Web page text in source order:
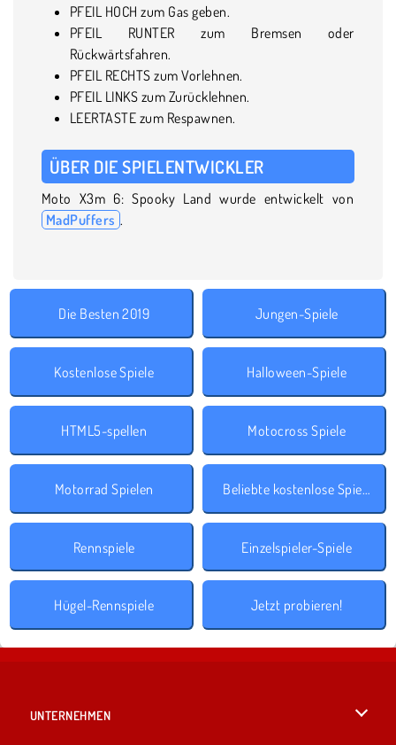
PFEIL HOCH zum Gas geben.
PFEIL RUNTER zum Bremsen oder
Rückwärtsfahren.
PFEIL RECHTS zum Vorlehnen.
PFEIL LINKS zum Zurücklehnen.
LEERTASTE zum Respawnen.
ÜBER DIE SPIELENTWICKLER
Moto X3m 6: Spooky Land wurde entwickelt von
MadPuffers .
Die Besten 2019 Jungen-Spiele
Kostenlose Spiele Halloween-Spiele
HTML5-spellen Motocross Spiele
Motorrad Spielen Beliebte kostenlose Spiele
Rennspiele Einzelspieler-Spiele
Hügel-Rennspiele Jetzt probieren!
UNTERNEHMEN